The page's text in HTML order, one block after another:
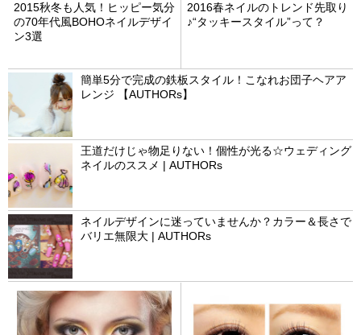
2015秋冬も人気！ヒッピー気分
の70年代風BOHOネイルデザイ
ン3選
2016春ネイルのトレンド先取り
♪“タッキースタイル”って？
簡単5分で完成の鉄板スタイル！こなれお団子ヘアア
レンジ 【AUTHORs】
王道だけじゃ物足りない！個性が光る☆ウェディング
ネイルのススメ | AUTHORs
ネイルデザインに迷っていませんか？カラー＆長さで
バリエ無限大 | AUTHORs